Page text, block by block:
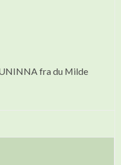
fra du Milde